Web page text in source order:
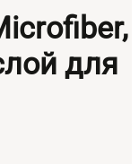
для